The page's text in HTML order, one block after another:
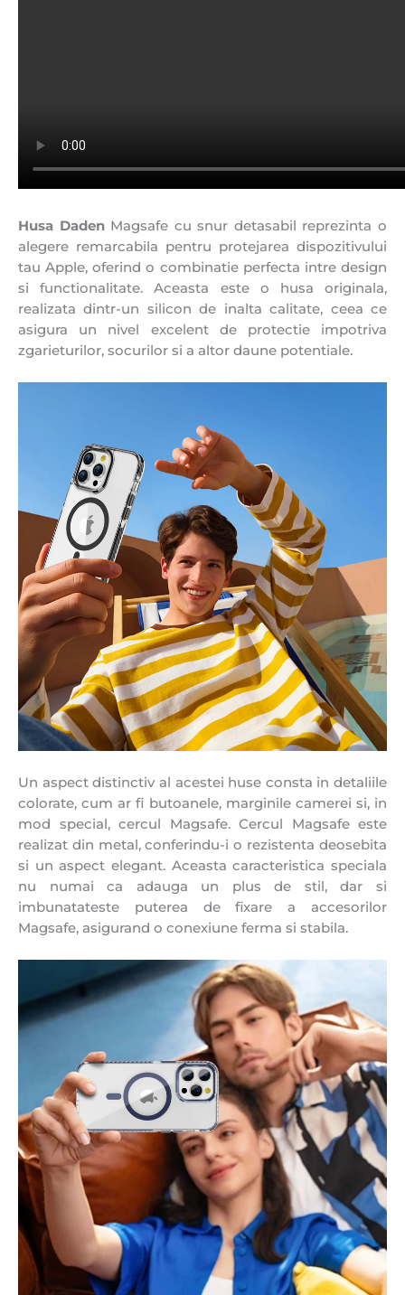
Husa DadenMagsafe cu snur detasabil reprezinta o
alegere remarcabila pentru protejarea dispozitivului
tau Apple, oferind o combinatie perfecta intre design
si functionalitate. Aceasta este o husa originala,
realizata dintr-un silicon de inalta calitate, ceea ce
asigura un nivel excelent de protectie impotriva
zgarieturilor, socurilor si a altor daune potentiale.
Un aspect distinctiv al acestei huse consta in detaliile
colorate, cum ar fi butoanele, marginile camerei si, in
mod special, cercul Magsafe. Cercul Magsafe este
realizat din metal, conferindu-i o rezistenta deosebita
si un aspect elegant. Aceasta caracteristica speciala
nu numai ca adauga un plus de stil, dar si
imbunatateste puterea de fixare a accesorilor
Magsafe, asigurand o conexiune ferma si stabila.